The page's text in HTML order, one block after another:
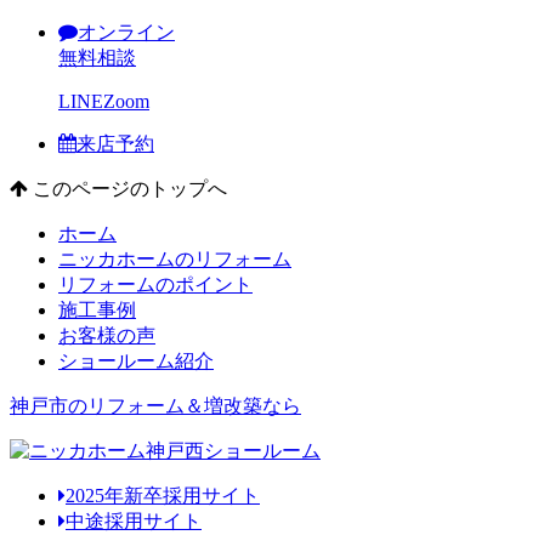
オンライン
無料相談
LINEZoom
来店予約
このページのトップへ
ホーム
ニッカホームのリフォーム
リフォームのポイント
施工事例
お客様の声
ショールーム紹介
神戸市のリフォーム＆増改築なら
2025年新卒採用サイト
中途採用サイト